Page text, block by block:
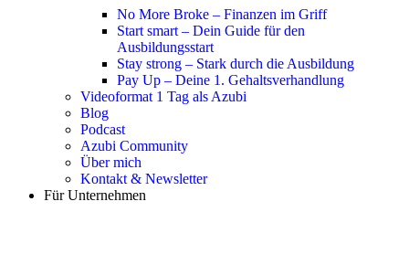
No More Broke – Finanzen im Griff
Start smart – Dein Guide für den
Ausbildungsstart
Stay strong – Stark durch die Ausbildung
Pay Up – Deine 1. Gehaltsverhandlung
Videoformat 1 Tag als Azubi
Blog
Podcast
Azubi Community
Über mich
Kontakt & Newsletter
Für Unternehmen